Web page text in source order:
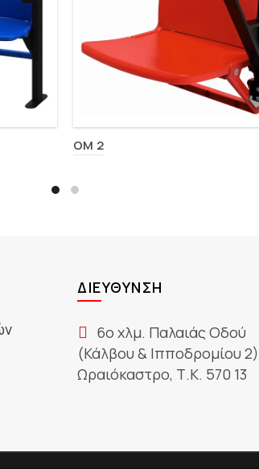
OM 2
ΔΙΕΎΘΥΝΣΗ
6ο χλμ. Παλαιάς Οδού
(Κάλβου & Ιπποδρομίου 2)
Ωραιόκαστρο, Τ.Κ. 570 13